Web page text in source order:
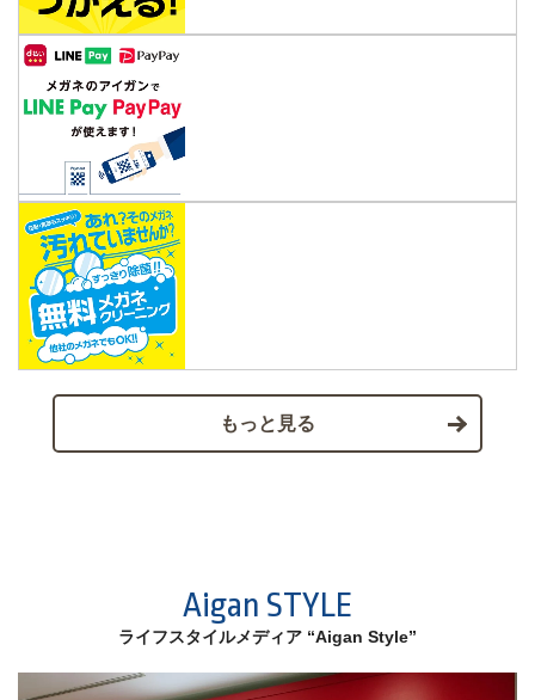
もっと見る
Aigan STYLE
ライフスタイルメディア “Aigan Style”